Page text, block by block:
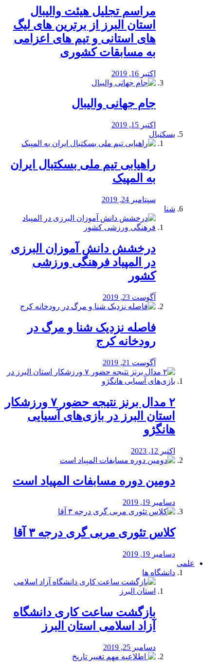
مراسم تجلیل هیئت والیبال
استان البرز از برترین های لیگ
های استانی و تیم های اعزامی
به مسابقات کشوری
اکتبر 16, 2019
جام جهانی والیبال
اکتبر 15, 2019
بسکتبال
راهیابی تیم ملی بسکتبال ایران
به المپیک
سپتامبر 24, 2019
شنا
درخشش دانش آموزان البرزی
در المپیاد فرهنگی ورزشی
کشور
آگوست 23, 2019
️فاصله نزدیک شنا و مرگ در
رودخانه کرج
آگوست 21, 2019
۲ مدال برنز نتیجه حضور ۷ ورزشکار
استان البرز در بازی‌های آسیایی
هانگژو
اکتبر 12, 2023
دومین دوره مسابفات المپیاد است
دسامبر 19, 2019
کلاس تئوری مربی گری درجه ۳ آقا
دسامبر 19, 2019
علمی
دانشگاه ها
بازگشت ساعت کاری دانشگاه
آزاد اسلامی استان البرز
دسامبر 25, 2019